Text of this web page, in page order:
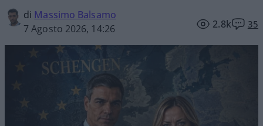
di Massimo Balsamo
7 Agosto 2026, 14:26
2.8k 35